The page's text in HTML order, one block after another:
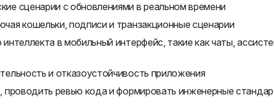
сценарии с обновлениями в реальном времени
кошельки, подписи и транзакционные сценарии
в мобильный интерфейс, такие как чаты,
и отказоустойчивость приложения
проводить ревью кода и формировать инженерные